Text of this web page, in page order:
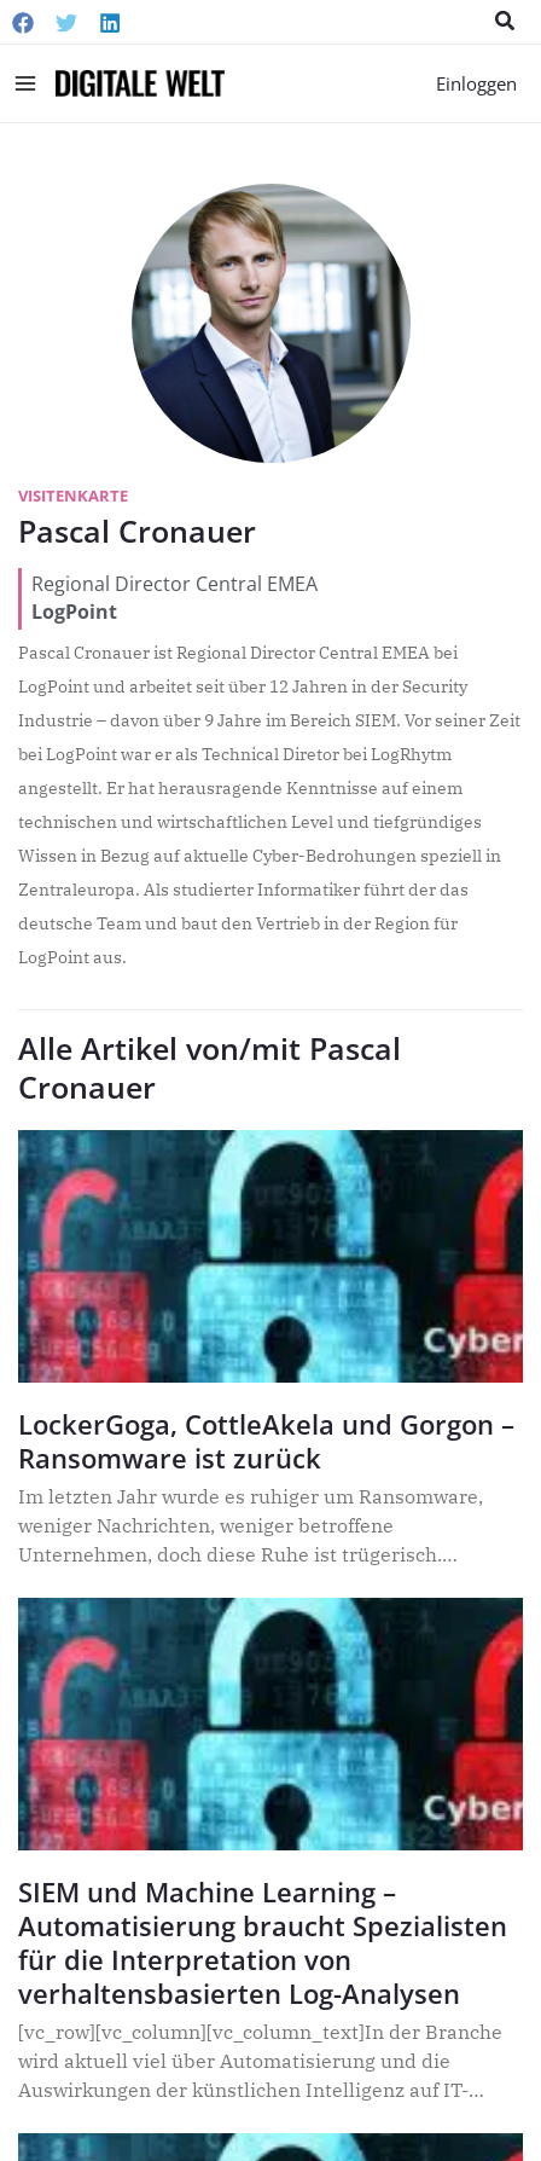
Main
Einloggen
VISITENKARTE
Pascal Cronauer
Regional Director Central EMEA
LogPoint
Pascal Cronauer ist Regional Director Central EMEA bei
LogPoint und arbeitet seit über 12 Jahren in der Security
Industrie – davon über 9 Jahre im Bereich SIEM. Vor seiner Zeit
bei LogPoint war er als Technical Diretor bei LogRhytm
angestellt. Er hat herausragende Kenntnisse auf einem
technischen und wirtschaftlichen Level und tiefgründiges
Wissen in Bezug auf aktuelle Cyber-Bedrohungen speziell in
Zentraleuropa. Als studierter Informatiker führt der das
deutsche Team und baut den Vertrieb in der Region für
LogPoint aus.
Alle Artikel von/mit Pascal
Cronauer
LockerGoga, CottleAkela und Gorgon –
Ransomware ist zurück
Im letzten Jahr wurde es ruhiger um Ransomware,
weniger Nachrichten, weniger betroffene
Unternehmen, doch diese Ruhe ist trügerisch.
Erpressungstrojanern verdient
SIEM und Machine Learning –
Automatisierung braucht Spezialisten
für die Interpretation von
verhaltensbasierten Log-Analysen
[vc_row][vc_column][vc_column_text]In der Branche
wird aktuell viel über Automatisierung und die
Auswirkungen der künstlichen Intelligenz auf IT-
Hinblick auf Lösungen für